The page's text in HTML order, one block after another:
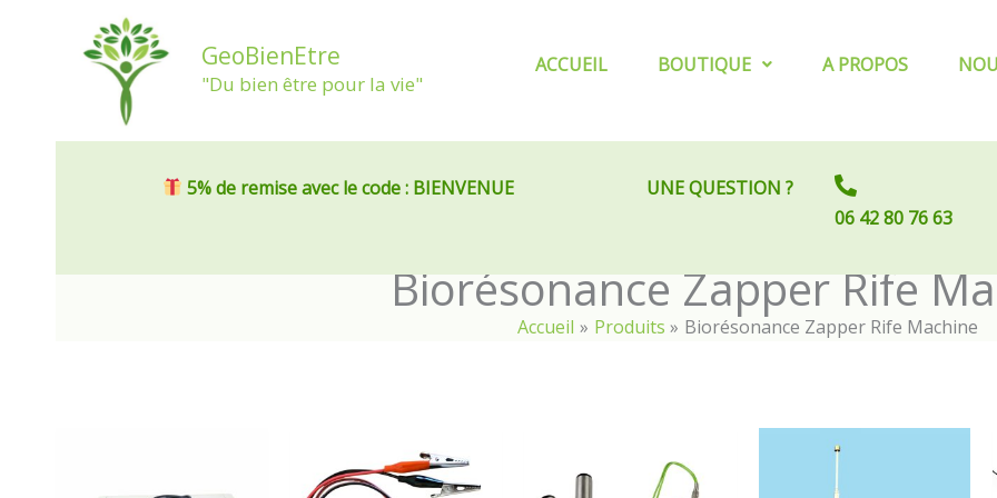
GeoBienEtre
"Du bien être pour la vie"
ACCUEIL BOUTIQUE A PROPOS
5% de remiseavec le code : BIENVENUE
UNE QUESTION ?
06 42 80 76 63
Biorésonance Zapper Rife
Accueil Produits Biorésonance Zapper Rife Machine